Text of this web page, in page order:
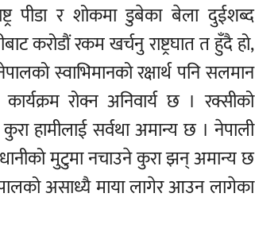
पीडा र शोकमा डुबेका बेला दुईशब्द
करोडौं रकम खर्चनु राष्ट्रघात त हुँदै हो,
स्वाभिमानको रक्षार्थ पनि सलमान
रोक्न अनिवार्य छ । रक्सीको
हामीलाई सर्वथा अमान्य छ । नेपाली
मुटुमा नचाउने कुरा झन् अमान्य छ
असाध्यै माया लागेर आउन लागेका